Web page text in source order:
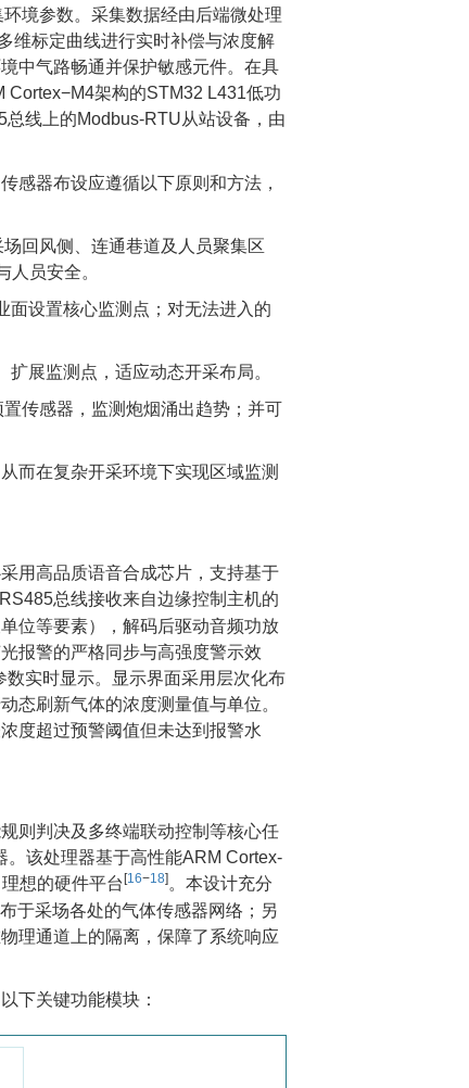
境参数。采集数据经由后端微处理
维标定曲线进行实时补偿与浓度解
中气路畅通并保护敏感元件。在具
架构的STM32 L431低功
线上的Modbus-RTU从站设备，由
感器布设应遵循以下原则和方法，
回风侧、连通巷道及人员聚集区
员安全。
面设置核心监测点；对无法进入的
展监测点，适应动态开采布局。
传感器，监测炮烟涌出趋势；并可
而在复杂开采环境下实现区域监测
用高品质语音合成芯片，支持基于
总线接收来自边缘控制主机的
位等要素），解码后驱动音频功放
报警的严格同步与高强度警示效
实时显示。显示界面采用层次化布
态刷新气体的浓度测量值与单位。
度超过预警阈值但未达到报警水
则判决及多终端联动控制等核心任
该处理器基于高性能ARM Cortex-
想的硬件平台 [16−18] 。本设计充分
于采场各处的气体传感器网络；另
理通道上的隔离，保障了系统响应
下关键功能模块：